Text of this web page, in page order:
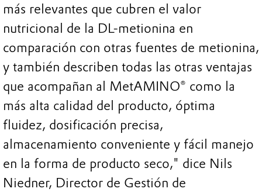
más relevantes que cubren el valor
nutricional de la DL-metionina en
comparación con otras fuentes de metionina,
y también describen todas las otras ventajas
que acompañan al MetAMINO® como la
más alta calidad del producto, óptima
fluidez, dosificación precisa,
almacenamiento conveniente y fácil manejo
en la forma de producto seco," dice Nils
Niedner, Director de Gestión de